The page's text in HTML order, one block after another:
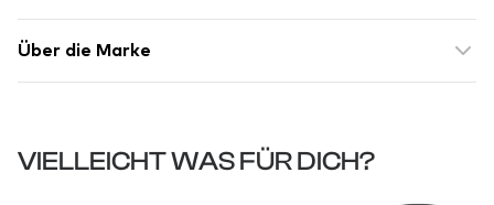
Über die Marke
VIELLEICHT WAS FÜR DICH?